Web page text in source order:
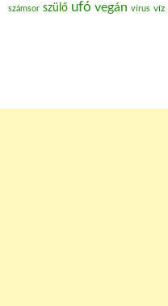
számsor szülő ufó vegán vírus víz